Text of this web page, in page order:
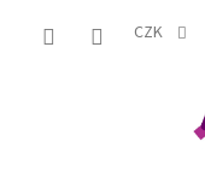
CZK